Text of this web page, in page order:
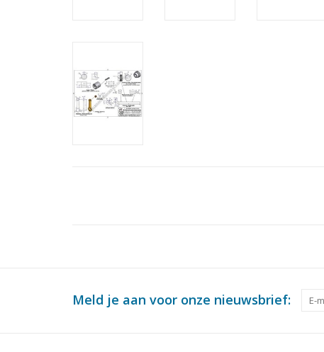
Meld je aan voor onze nieuwsbrief: